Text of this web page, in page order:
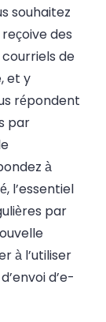
souhaitez
des
de
et y
répondent
par
à
l’essentiel
par
à l’utiliser
d’e-